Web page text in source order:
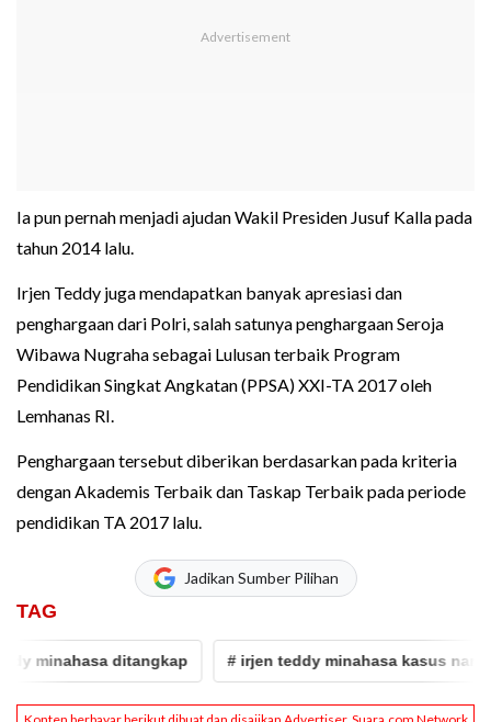
Ia pun pernah menjadi ajudan Wakil Presiden Jusuf Kalla pada
tahun 2014 lalu.
Irjen Teddy juga mendapatkan banyak apresiasi dan
penghargaan dari Polri, salah satunya penghargaan Seroja
Wibawa Nugraha sebagai Lulusan terbaik Program
Pendidikan Singkat Angkatan (PPSA) XXI-TA 2017 oleh
Lemhanas RI.
Penghargaan tersebut diberikan berdasarkan pada kriteria
dengan Akademis Terbaik dan Taskap Terbaik pada periode
pendidikan TA 2017 lalu.
Jadikan Sumber Pilihan
TAG
ditangkap # irjen teddy minahasa kasus narkoba